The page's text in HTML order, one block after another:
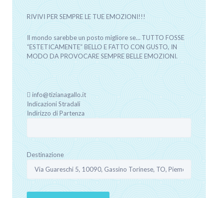
RIVIVI PER SEMPRE LE TUE EMOZIONI!!!
Il mondo sarebbe un posto migliore se… TUTTO FOSSE
“ESTETICAMENTE” BELLO E FATTO CON GUSTO, IN
MODO DA PROVOCARE SEMPRE BELLE EMOZIONI.
info@tizianagallo.it
Indicazioni Stradali
Indirizzo di Partenza
Destinazione